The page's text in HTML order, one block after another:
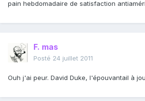
pain hebdomadaire de satisfaction
F. mas
Posté 24 juillet 2011
Ouh j'ai peur. David Duke, l'épouvantail à